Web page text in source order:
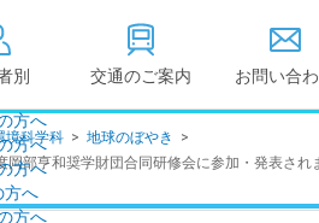
別
方へ
方へ
方へ
方へ
方へ
交通のご案内 お問い合
大学情報の公開
情報公開
教学
境科学科 > 地球のぼやき
>
部亨和奨学財団合同研修会に参加・発表され